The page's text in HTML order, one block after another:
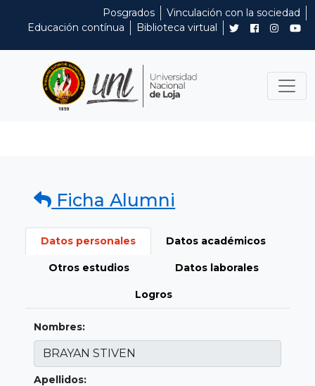
Posgrados
Vinculación con la sociedad
Educación contínua
Biblioteca virtual
Ficha Alumni
Datos personales Datos académicos
Otros estudios Datos laborales
Logros
Nombres:
Apellidos: